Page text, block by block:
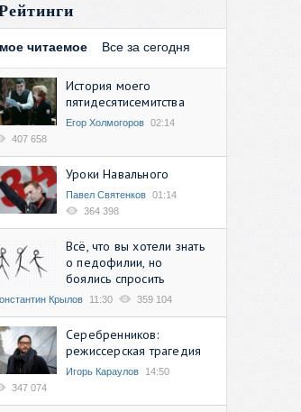
читаемое Все за сегодня
История моего
пятидесятисемитства
Егор Холмогоров 02:14
407 658
Уроки Навального
Павел Святенков 01:14
364 398
Всё, что вы хотели знать
о педофилии, но
боялись спросить
Крылов 11:30 359 104
Серебренников:
режиссерская трагедия
Игорь Караулов
14:50
347 074